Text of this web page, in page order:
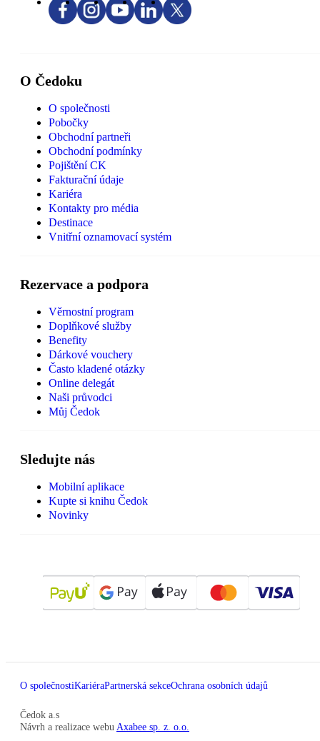
O Čedoku
O společnosti
Pobočky
Obchodní partneři
Obchodní podmínky
Pojištění CK
Fakturační údaje
Kariéra
Kontakty pro média
Destinace
Vnitřní oznamovací systém
Rezervace a podpora
Věrnostní program
Doplňkové služby
Benefity
Dárkové vouchery
Často kladené otázky
Online delegát
Naši průvodci
Můj Čedok
Sledujte nás
Mobilní aplikace
Kupte si knihu Čedok
Novinky
O společnostiKariéraPartnerská sekceOchrana osobních údajů
Čedok a.s
Návrh a realizace webu Axabee sp. z. o.o.